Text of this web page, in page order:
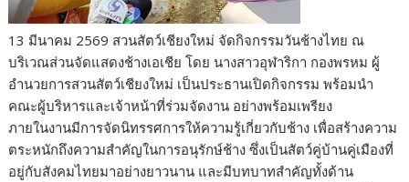
13 มีนาคม 2569 สวนสัตว์เชียงใหม่ จัดกิจกรรมวันช้างไทย ณ
บริเวณส่วนจัดแสดงช้างเอเชีย โดย นางสาวอุฬาริกา กองพรหม ผู้
อำนวยการสวนสัตว์เชียงใหม่ เป็นประธานเปิดกิจกรรม พร้อมนำ
คณะผู้บริหารและเจ้าหน้าที่ร่วมจัดงาน อย่างพร้อมเพรียง
ภายในงานมีการจัดนิทรรศการให้ความรู้เกี่ยวกับช้าง เพื่อสร้างความ
ตระหนักถึงความสำคัญในการอนุรักษ์ช้าง ซึ่งเป็นสัตว์คู่บ้านคู่เมืองที่
อยู่กับสังคมไทยมาอย่างยาวนาน และมีบทบาทสำคัญทั้งด้าน